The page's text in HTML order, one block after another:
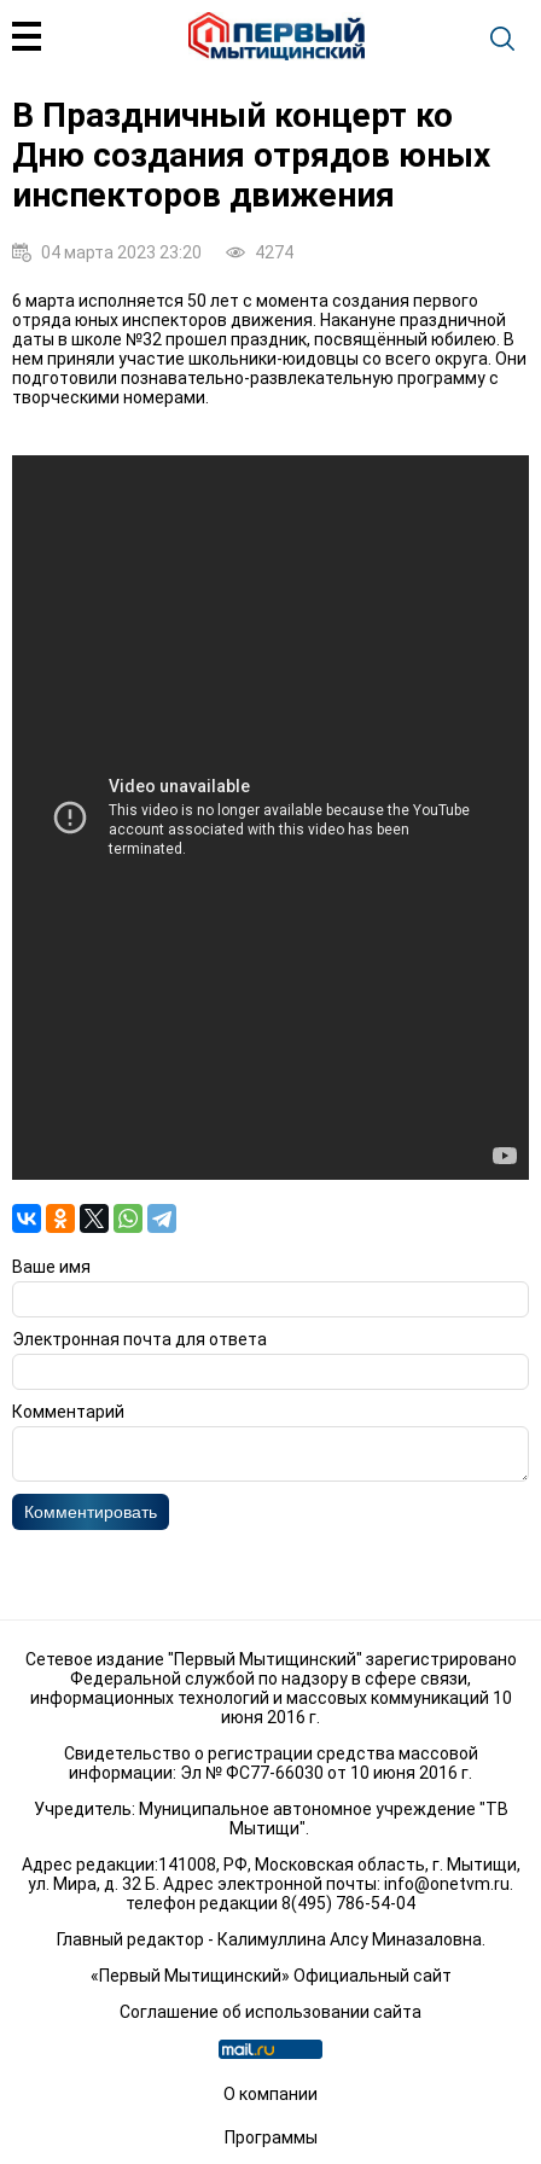
В Праздничный концерт ко
Дню создания отрядов юных
инспекторов движения
04 марта 2023 23:20 4274
6 марта исполняется 50 лет с момента создания первого
отряда юных инспекторов движения. Накануне праздничной
даты в школе №32 прошел праздник, посвящённый юбилею. В
нем приняли участие школьники-юидовцы со всего округа. Они
подготовили познавательно-развлекательную программу с
творческими номерами.
Ваше имя
Электронная почта для ответа
Комментарий
Комментировать
Сетевое издание "Первый Мытищинский" зарегистрировано
Федеральной службой по надзору в сфере связи,
информационных технологий и массовых коммуникаций 10
июня 2016 г.
Свидетельство о регистрации средства массовой
информации: Эл № ФС77-66030 от 10 июня 2016 г.
Учредитель: Муниципальное автономное учреждение "ТВ
Мытищи".
Адрес редакции:141008, РФ, Московская область, г. Мытищи,
ул. Мира, д. 32 Б. Адрес электронной почты: info@onetvm.ru
телефон редакции 8(495) 786-54-04
Главный редактор - Калимуллина Алсу Миназаловна.
«Первый Мытищинский» Официальный сайт
Соглашение об использовании сайта
О компании
Программы